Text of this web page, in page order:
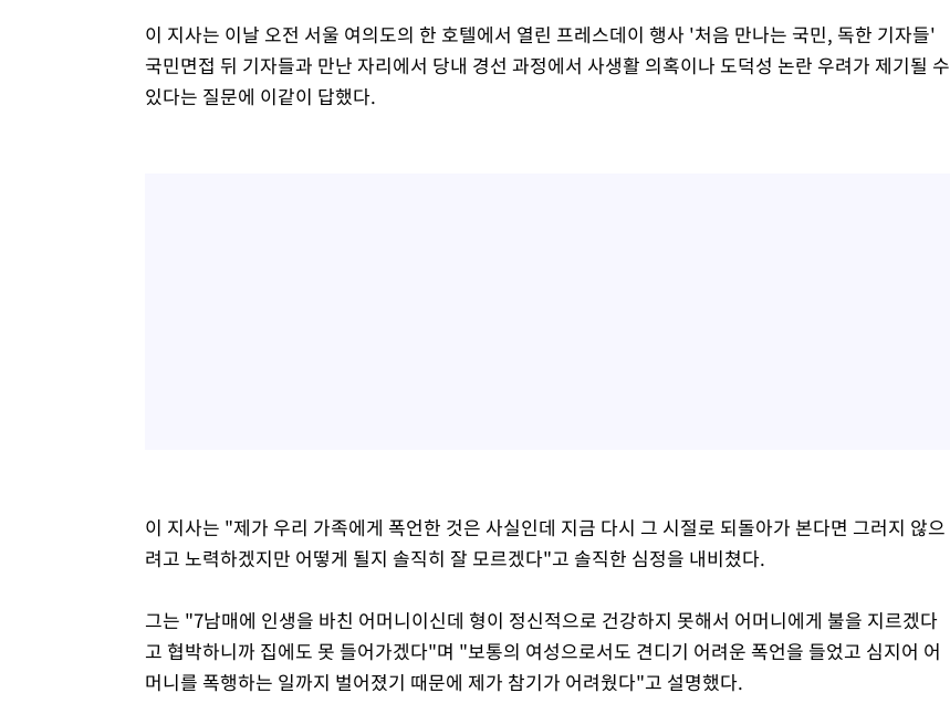
이 지사는 이날 오전 서울 여의도의 한 호텔에서 열린 프레스데이 행사 '처음 만나는 국민, 독한 기자들'
국민면접 뒤 기자들과 만난 자리에서 당내 경선 과정에서 사생활 의혹이나 도덕성 논란 우려가 제기될 수
있다는 질문에 이같이 답했다.
이 지사는 "제가 우리 가족에게 폭언한 것은 사실인데 지금 다시 그 시절로 되돌아가 본다면 그러지 않으
려고 노력하겠지만 어떻게 될지 솔직히 잘 모르겠다"고 솔직한 심정을 내비쳤다.
그는 "7남매에 인생을 바친 어머니이신데 형이 정신적으로 건강하지 못해서 어머니에게 불을 지르겠다
고 협박하니까 집에도 못 들어가겠다"며 "보통의 여성으로서도 견디기 어려운 폭언을 들었고 심지어 어
머니를 폭행하는 일까지 벌어졌기 때문에 제가 참기가 어려웠다"고 설명했다.